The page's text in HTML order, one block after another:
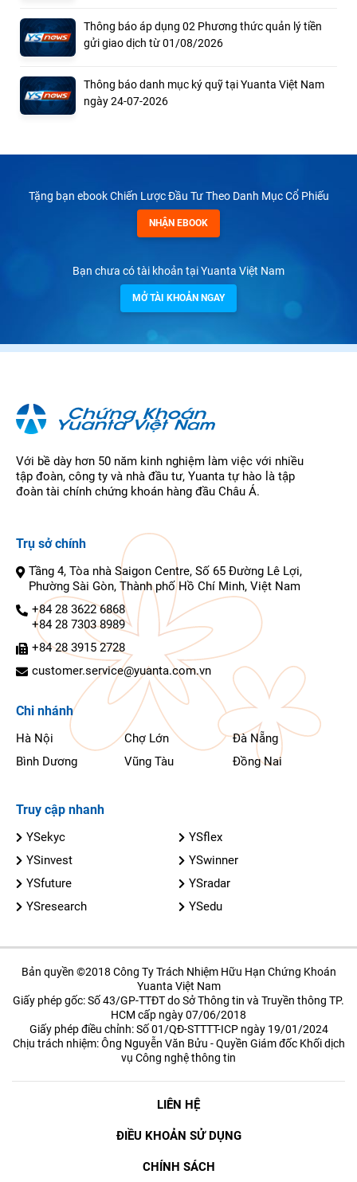
Thông báo áp dụng 02 Phương thức quản lý tiền
gửi giao dịch từ 01/08/2026
Thông báo danh mục ký quỹ tại Yuanta Việt Nam
ngày 24-07-2026
Tặng bạn ebook Chiến Lược Đầu Tư Theo Danh Mục Cổ Phiếu
NHẬN EBOOK
Bạn chưa có tài khoản tại Yuanta Việt Nam
MỞ TÀI KHOẢN NGAY
Với bề dày hơn 50 năm kinh nghiệm làm việc với nhiều
tập đoàn, công ty và nhà đầu tư, Yuanta tự hào là tập
đoàn tài chính chứng khoán hàng đầu Châu Á.
Trụ sở chính
Tầng 4, Tòa nhà Saigon Centre, Số 65 Đường Lê Lợi,
Phường Sài Gòn, Thành phố Hồ Chí Minh, Việt Nam
+84 28 3622 6868
+84 28 7303 8989
+84 28 3915 2728
customer.service@yuanta.com.vn
Chi nhánh
Hà Nội Chợ Lớn
Đà Nẵng
Bình Dương
Vũng Tàu Đồng Nai
Truy cập nhanh
YSekyc
YSflex
YSinvest
YSwinner
YSfuture
YSradar
YSresearch
YSedu
Bản quyền ©2018 Công Ty Trách Nhiệm Hữu Hạn Chứng Khoán
Yuanta Việt Nam
Giấy phép gốc: Số 43/GP-TTĐT do Sở Thông tin và Truyền thông TP.
HCM cấp ngày 07/06/2018
Giấy phép điều chỉnh: Số 01/QĐ-STTTT-ICP ngày 19/01/2024
Chịu trách nhiệm: Ông Nguyễn Văn Bửu - Quyền Giám đốc Khối dịch
vụ Công nghệ thông tin
LIÊN HỆ
ĐIỀU KHOẢN SỬ DỤNG
CHÍNH SÁCH